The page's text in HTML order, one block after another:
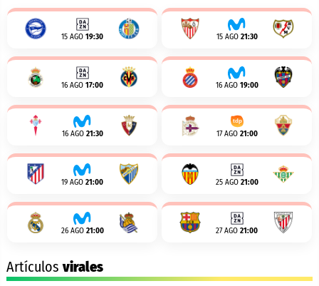
15 AGO 19:30 15 AGO 21:30
16 AGO 17:00 16 AGO 19:00
16 AGO 21:30 17 AGO 21:00
19 AGO 21:00 25 AGO 21:00
26 AGO 21:00 27 AGO 21:00
Artículosvirales